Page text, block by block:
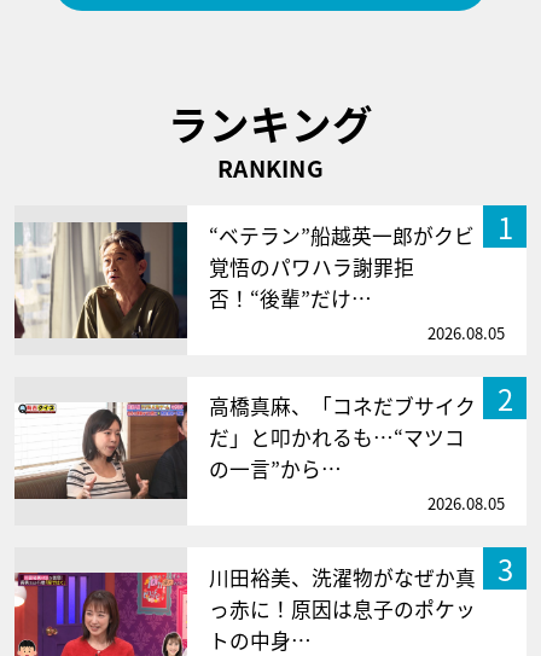
ランキング
RANKING
1
“ベテラン”船越英一郎がクビ
覚悟のパワハラ謝罪拒
否！“後輩”だけ…
2026.08.05
2
高橋真麻、「コネだブサイク
だ」と叩かれるも…“マツコ
の一言”から…
2026.08.05
3
川田裕美、洗濯物がなぜか真
っ赤に！原因は息子のポケッ
トの中身…